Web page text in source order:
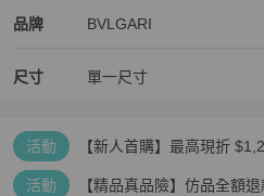
品牌
BVLGARI 精品女士配件
BVLGARI
BVLGARI 推薦清單
尺寸 單一尺寸
活動 【新人首購】最高現折
活動 【精品真品險】仿品全額